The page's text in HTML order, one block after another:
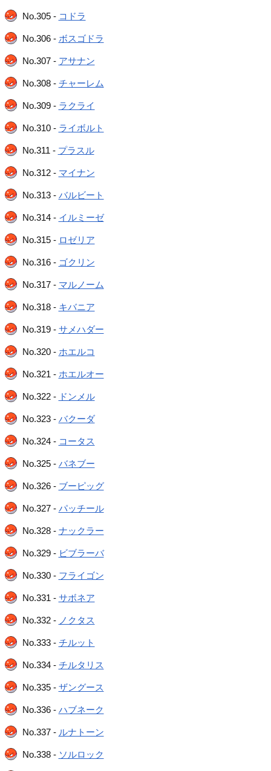
No.305 - コドラ
No.306 - ボスゴドラ
No.307 - アサナン
No.308 - チャーレム
No.309 - ラクライ
No.310 - ライボルト
No.311 - プラスル
No.312 - マイナン
No.313 - バルビート
No.314 - イルミーゼ
No.315 - ロゼリア
No.316 - ゴクリン
No.317 - マルノーム
No.318 - キバニア
No.319 - サメハダー
No.320 - ホエルコ
No.321 - ホエルオー
No.322 - ドンメル
No.323 - バクーダ
No.324 - コータス
No.325 - バネブー
No.326 - ブーピッグ
No.327 - パッチール
No.328 - ナックラー
No.329 - ビブラーバ
No.330 - フライゴン
No.331 - サボネア
No.332 - ノクタス
No.333 - チルット
No.334 - チルタリス
No.335 - ザングース
No.336 - ハブネーク
No.337 - ルナトーン
No.338 - ソルロック